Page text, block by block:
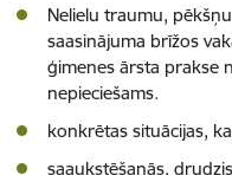
Nelielu traumu,
saasinājuma brīžos
ģimenes ārsta prakse
nepieciešams.
konkrētas situācijas,
saaukstēšanās,